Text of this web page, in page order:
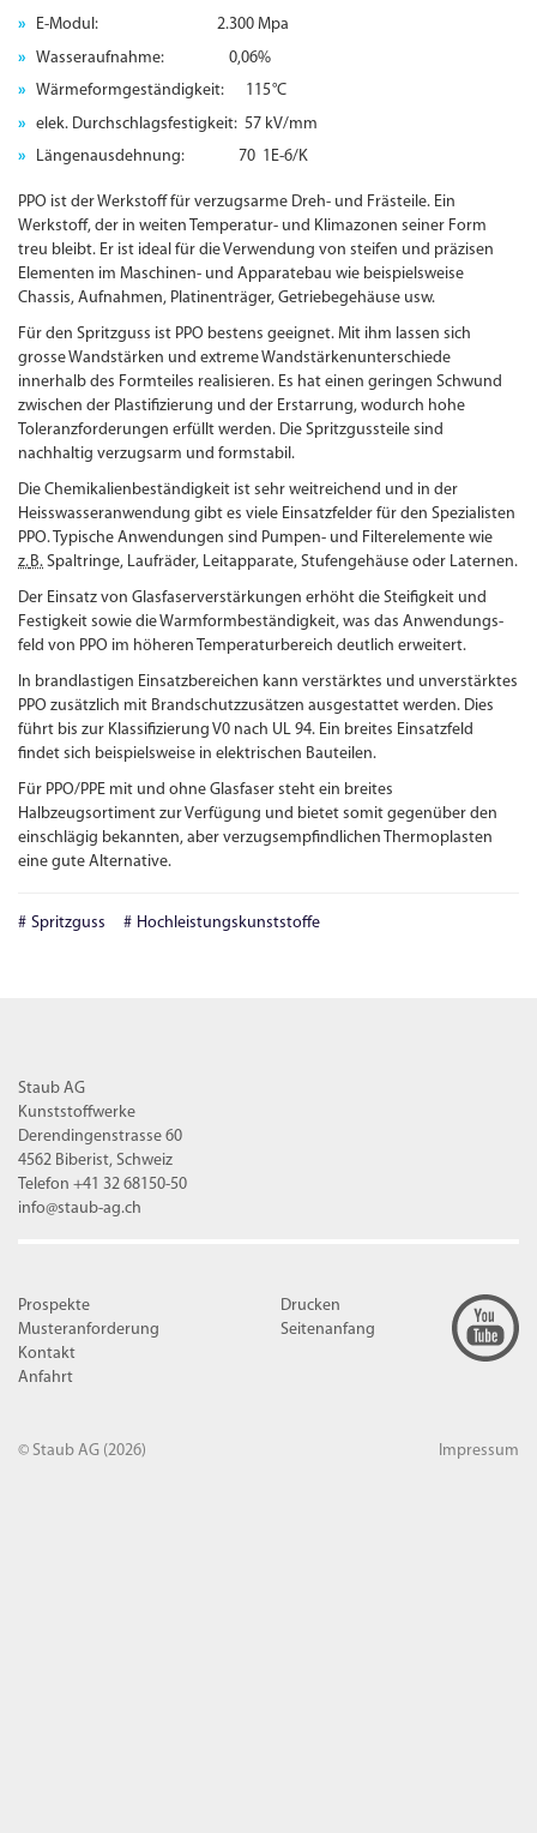
E-Modul: 2.300 Mpa
Wasseraufnahme: 0,06%
Wärmeformgeständigkeit: 115°C
elek. Durchschlagsfestigkeit: 57 kV/mm
Längenausdehnung: 70 1E-6/K
PPO ist der Werkstoff für verzugsarme Dreh- und Frästeile. Ein
Werkstoff, der in weiten Temperatur- und Klimazonen seiner Form
treu bleibt. Er ist ideal für die Verwendung von steifen und präzisen
Elementen im Maschinen- und Apparatebau wie beispielsweise
Chassis, Aufnahmen, Platinenträger, Getriebegehäuse usw.
Für den Spritzguss ist PPO bestens geeignet. Mit ihm lassen sich
grosse Wandstärken und extreme Wandstärkenunterschiede
innerhalb des Formteiles realisieren. Es hat einen geringen Schwund
zwischen der Plastifizierung und der Erstarrung, wodurch hohe
Toleranzforderungen erfüllt werden. Die Spritzgussteile sind
nachhaltig verzugsarm und formstabil.
Die Chemikalienbeständigkeit ist sehr weitreichend und in der
Heisswasseranwendung gibt es viele Einsatzfelder für den Spezialisten
PPO. Typische Anwen­dungen sind Pumpen- und Filterelemente wie
z. B. Spaltringe, Laufräder, Leitapparate, Stufengehäuse oder Laternen.
Der Einsatz von Glasfaser­verstärkungen erhöht die Steifigkeit und
Festigkeit sowie die Warmform­beständigkeit, was das Anwendungs­
feld von PPO im höheren Temperaturbereich deutlich erweitert.
In brandlastigen Einsatzbereichen kann verstärktes und unverstärktes
PPO zusätzlich mit Brandschutzzusätzen ausgestattet werden. Dies
führt bis zur Klassifizierung V0 nach UL 94. Ein breites Einsatzfeld
findet sich beispielsweise in elektrischen Bauteilen.
Für PPO/PPE mit und ohne Glasfaser steht ein breites
Halbzeugsortiment zur Verfügung und bietet somit gegenüber den
einschlägig bekannten, aber verzugsempfindlichen Thermoplasten
eine gute Alternative.
Spritzguss Hochleistungskunststoffe
Staub AG
Kunststoffwerke
Derendingenstrasse 60
4562 Biberist, Schweiz
Telefon +41 32 68150-50
info@staub-ag.ch
Prospekte
Musteranforderung
Kontakt
Anfahrt
Drucken
Seitenanfang
© Staub AG (2026) Impressum